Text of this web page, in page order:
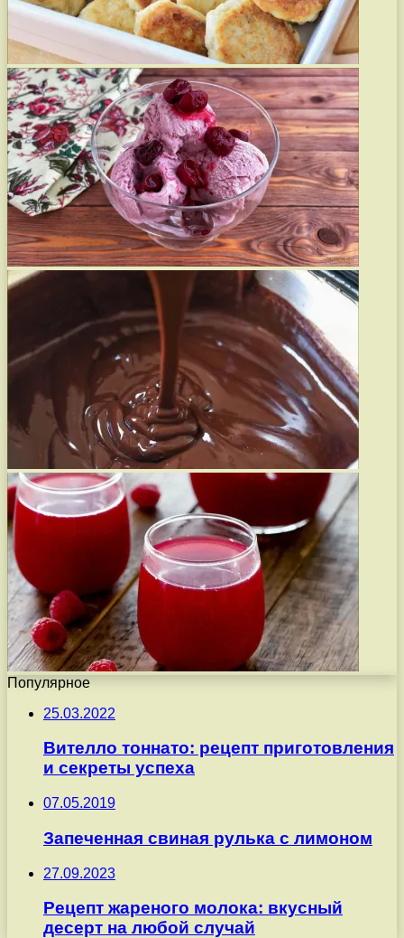
Популярное
25.03.2022
Вителло тоннато: рецепт приготовления
и секреты успеха
07.05.2019
Запеченная свиная рулька с лимоном
27.09.2023
Рецепт жареного молока: вкусный
десерт на любой случай